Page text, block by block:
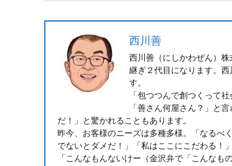
西川善
西川善（にしかわぜん）
継ぎ２代目になります。西
す。
「包つつんで創つくって
「善さん何屋さん？」と
だ！」と驚かれることもあります。
昨今、お客様のニーズは多種多様。「なるべ
でないとダメだ！」「私はここにこだわる！
「こんなもんないけー（金沢弁で「こんなも